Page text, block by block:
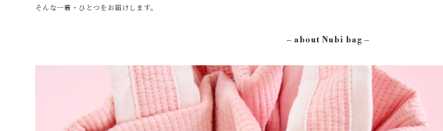
そんな一着・ひとつをお届けします。
– about Nubi bag –